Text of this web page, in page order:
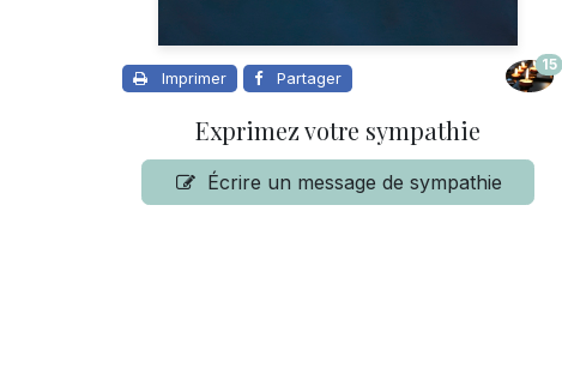
Imprimer Partager
15
Exprimez votre sympathie
Écrire un message de sympathie